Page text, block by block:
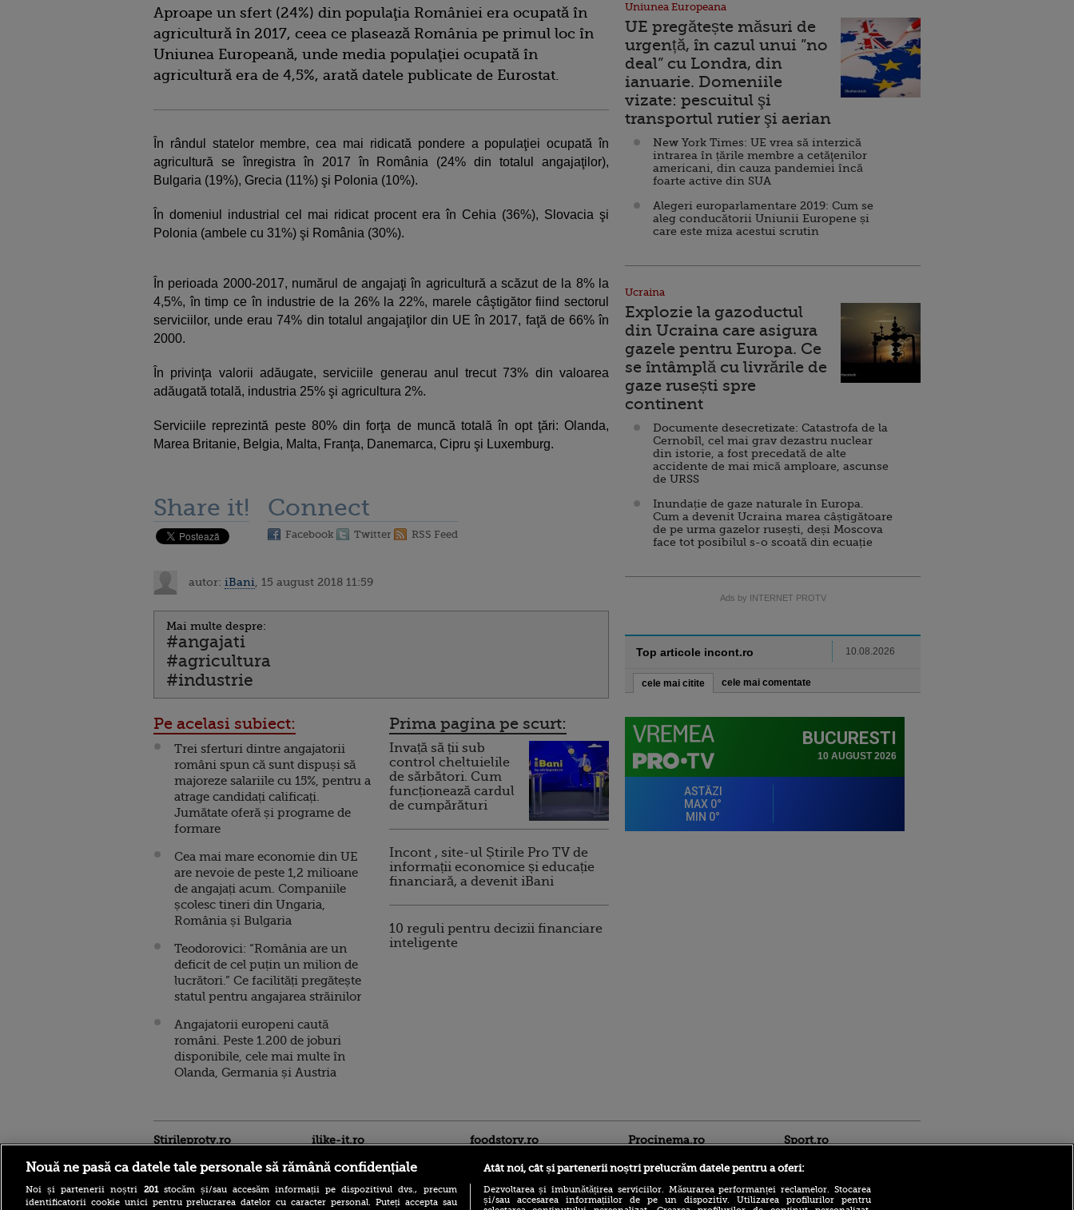
Aproape un sfert (24%) din populaţia României era ocupată în
agricultură în 2017, ceea ce plasează România pe primul loc în
Uniunea Europeană, unde media populaţiei ocupată în
agricultură era de 4,5%, arată datele publicate de Eurostat.
În rândul statelor membre, cea mai ridicată pondere a populaţiei ocupată în
agricultură se înregistra în 2017 în România (24% din totalul angajaţilor),
Bulgaria (19%), Grecia (11%) şi Polonia (10%).
În domeniul industrial cel mai ridicat procent era în Cehia (36%), Slovacia şi
Polonia (ambele cu 31%) şi România (30%).
În perioada 2000-2017, numărul de angajaţi în agricultură a scăzut de la 8% la
4,5%, în timp ce în industrie de la 26% la 22%, marele câştigător fiind sectorul
serviciilor, unde erau 74% din totalul angajaţilor din UE în 2017, faţă de 66% în
2000.
În privinţa valorii adăugate, serviciile generau anul trecut 73% din valoarea
adăugată totală, industria 25% şi agricultura 2%.
Serviciile reprezintă peste 80% din forţa de muncă totală în opt ţări: Olanda,
Marea Britanie, Belgia, Malta, Franţa, Danemarca, Cipru şi Luxemburg.
Share it! Connect
Facebook Twitter RSS Feed
autor: iBani , 15 august 2018 11:59
Mai multe despre:
#angajati
#agricultura
#industrie
Pe acelasi subiect:
Trei sferturi dintre angajatorii
români spun că sunt dispuși să
majoreze salariile cu 15%, pentru a
atrage candidați calificați.
Jumătate oferă și programe de
formare
Cea mai mare economie din UE
are nevoie de peste 1,2 milioane
de angajați acum. Companiile
școlesc tineri din Ungaria,
România și Bulgaria
Teodorovici: “România are un
deficit de cel puțin un milion de
lucrători.” Ce facilități pregătește
statul pentru angajarea străinilor
Angajatorii europeni caută
români. Peste 1.200 de joburi
disponibile, cele mai multe în
Olanda, Germania și Austria
Prima pagina pe scurt:
Invață să ții sub
control cheltuielile
de sărbători. Cum
funcționează cardul
de cumpărături
Incont , site-ul Știrile Pro TV de
informații economice și educație
financiară, a devenit iBani
10 reguli pentru decizii financiare
inteligente
Uniunea Europeana
UE pregătește măsuri de
urgență, în cazul unui ”no
deal” cu Londra, din
ianuarie. Domeniile
vizate: pescuitul şi
transportul rutier şi aerian
New York Times: UE vrea să interzică
intrarea în țările membre a cetăţenilor
americani, din cauza pandemiei încă
foarte active din SUA
Alegeri europarlamentare 2019: Cum se
aleg conducătorii Uniunii Europene și
care este miza acestui scrutin
Ucraina
Explozie la gazoductul
din Ucraina care asigura
gazele pentru Europa. Ce
se întâmplă cu livrările de
gaze rusești spre
continent
Documente desecretizate: Catastrofa de la
Cernobîl, cel mai grav dezastru nuclear
din istorie, a fost precedată de alte
accidente de mai mică amploare, ascunse
de URSS
Inundație de gaze naturale în Europa.
Cum a devenit Ucraina marea câștigătoare
de pe urma gazelor rusești, deși Moscova
face tot posibilul s-o scoată din ecuație
Ads by INTERNET PROTV
Top articole incont.ro 10.08.2026
cele mai citite cele mai comentate
Stirileprotv.ro ilike-it.ro foodstory.ro Procinema.ro Sport.ro
Nouă ne pasă ca datele tale personale să rămână confidențiale
Noi și partenerii noștri 201stocăm și/sau accesăm informații pe dispozitivul dvs., precum
identificatorii cookie unici pentru prelucrarea datelor cu caracter personal. Puteți accepta sau
Atât noi, cât și partenerii noștri prelucrăm datele pentru a oferi:
Dezvoltarea și îmbunătățirea serviciilor. Măsurarea performanței reclamelor. Stocarea
și/sau accesarea informațiilor de pe un dispozitiv. Utilizarea profilurilor pentru